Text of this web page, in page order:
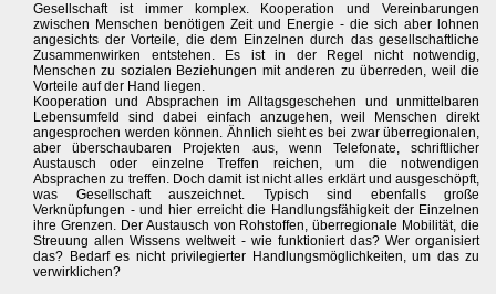
Gesellschaft ist immer komplex. Kooperation und Vereinbarungen
zwischen Menschen benötigen Zeit und Energie - die sich aber lohnen
angesichts der Vorteile, die dem Einzelnen durch das gesellschaftliche
Zusammenwirken entstehen. Es ist in der Regel nicht notwendig,
Menschen zu sozialen Beziehungen mit anderen zu überreden, weil die
Vorteile auf der Hand liegen.
Kooperation und Absprachen im Alltagsgeschehen und unmittelbaren
Lebensumfeld sind dabei einfach anzugehen, weil Menschen direkt
angesprochen werden können. Ähnlich sieht es bei zwar überregionalen,
aber überschaubaren Projekten aus, wenn Telefonate, schriftlicher
Austausch oder einzelne Treffen reichen, um die notwendigen
Absprachen zu treffen. Doch damit ist nicht alles erklärt und ausgeschöpft,
was Gesellschaft auszeichnet. Typisch sind ebenfalls große
Verknüpfungen - und hier erreicht die Handlungsfähigkeit der Einzelnen
ihre Grenzen. Der Austausch von Rohstoffen, überregionale Mobilität, die
Streuung allen Wissens weltweit - wie funktioniert das? Wer organisiert
das? Bedarf es nicht privilegierter Handlungsmöglichkeiten, um das zu
verwirklichen?